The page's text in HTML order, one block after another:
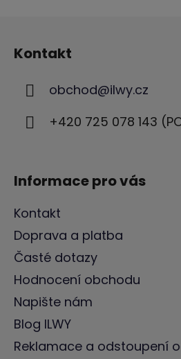
Kontakt
obchod@ilwy.cz
+420 725 078 143
Informace pro vás
Kontakt
Doprava a platba
Časté dotazy
Hodnocení obchodu
Napište nám
Blog ILWY
Reklamace a odstoupení